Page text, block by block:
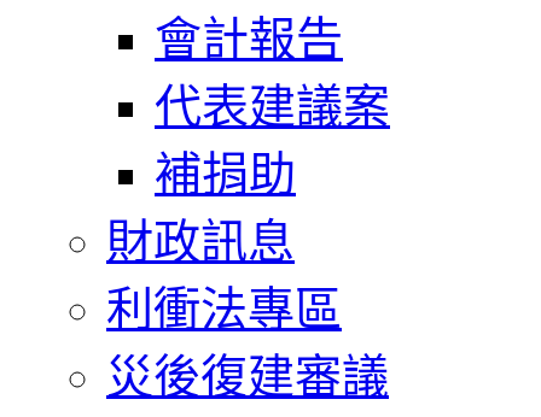
會計報告
代表建議案
補捐助
財政訊息
利衝法專區
災後復建審議